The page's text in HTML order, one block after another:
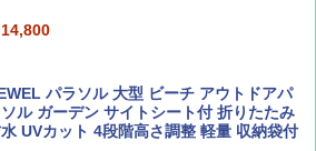
溪谷 2026年8月号「南アルプス大全」
見た未来【完全版】
用 折りたたみ 防災グッズ 災害用トイレ ビ
14,800
パラソル 大型 ビーチ アウトドアパ
ル ガーデン サイトシート付 折りたたみ
UVカット 4段階高さ調整 軽量 収納袋付